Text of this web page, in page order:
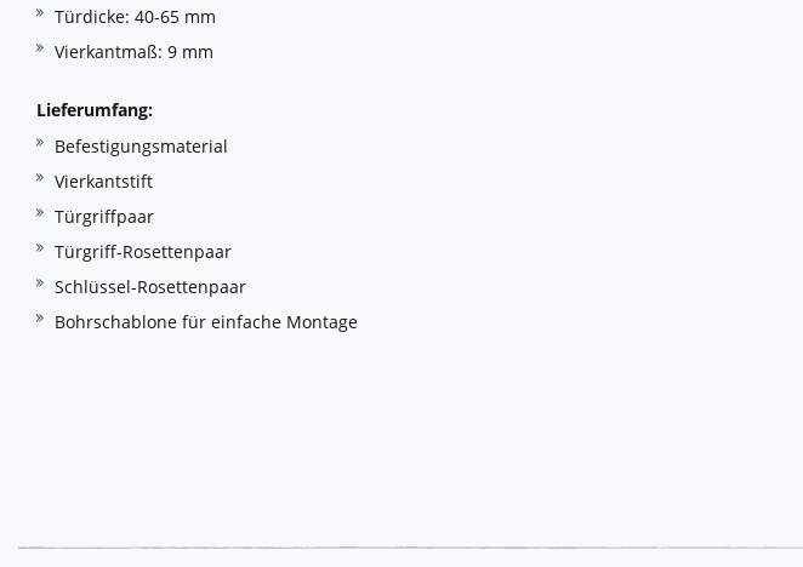
Türdicke: 40-65 mm
Vierkantmaß: 9 mm
Lieferumfang:
Befestigungsmaterial
Vierkantstift
Türgriffpaar
Türgriff-Rosettenpaar
Schlüssel-Rosettenpaar
Bohrschablone für einfache Montage